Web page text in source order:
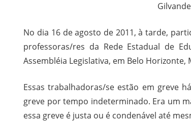
No dia 16 de agosto de 2011, à tarde,
professoras/res da Rede Estadual de
Assembléia Legislativa, em Belo Horizonte,
Essas trabalhadoras/se estão em greve
greve por tempo indeterminado. Era um
essa greve é justa ou é condenável até